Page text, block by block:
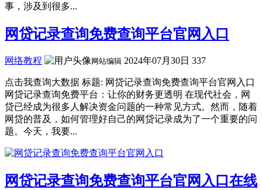
事，涉及到很多...
网贷记录查询免费查询平台官网入口
网络教程 网站编辑 2024年07月30日 337
点击我查询大数据 标题: 网贷记录查询免费查询平台官网入口
网贷记录查询免费平台：让你的财务更透明 在现代社会，网
贷已经成为很多人解决资金问题的一种常见方式。然而，随着
网贷的普及，如何管理好自己的网贷记录成为了一个重要的问
题。今天，我要...
网贷记录查询免费查询平台官网入口在线